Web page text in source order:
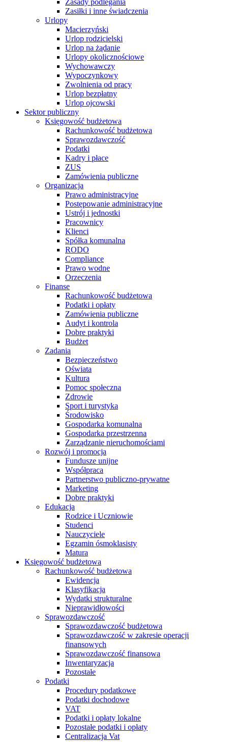
Zasady podlegania
Zasiłki i inne świadczenia
Urlopy
Macierzyński
Urlop rodzicielski
Urlop na żądanie
Urlopy okolicznościowe
Wychowawczy
Wypoczynkowy
Zwolnienia od pracy
Urlop bezpłatny
Urlop ojcowski
Sektor publiczny
Księgowość budżetowa
Rachunkowość budżetowa
Sprawozdawczość
Podatki
Kadry i płace
ZUS
Zamówienia publiczne
Organizacja
Prawo administracyjne
Postępowanie administracyjne
Ustrój i jednostki
Pracownicy
Klienci
Spółka komunalna
RODO
Compliance
Prawo wodne
Orzeczenia
Finanse
Rachunkowość budżetowa
Podatki i opłaty
Zamówienia publiczne
Audyt i kontrola
Dobre praktyki
Budżet
Zadania
Bezpieczeństwo
Oświata
Kultura
Pomoc społeczna
Zdrowie
Sport i turystyka
Środowisko
Gospodarka komunalna
Gospodarka przestrzenna
Zarządzanie nieruchomościami
Rozwój i promocja
Fundusze unijne
Współpraca
Partnerstwo publiczno-prywatne
Marketing
Dobre praktyki
Edukacja
Rodzice i Uczniowie
Studenci
Nauczyciele
Egzamin ósmoklasisty
Matura
Księgowość budżetowa
Rachunkowość budżetowa
Ewidencja
Klasyfikacja
Wydatki strukturalne
Nieprawidłowości
Sprawozdawczość
Sprawozdawczość budżetowa
Sprawozdawczość w zakresie operacji
finansowych
Sprawozdawczość finansowa
Inwentaryzacja
Pozostałe
Podatki
Procedury podatkowe
Podatki dochodowe
VAT
Podatki i opłaty lokalne
Pozostałe podatki i opłaty
Centralizacja Vat